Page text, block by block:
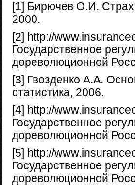
[1] Бирючев О.И.
2000.
[2] http://
Государственное
дореволюционной
[3] Гвозденко А.А.
статистика, 2006.
[4] http://
Государственное
дореволюционной
[5] http://
Государственное
дореволюционной